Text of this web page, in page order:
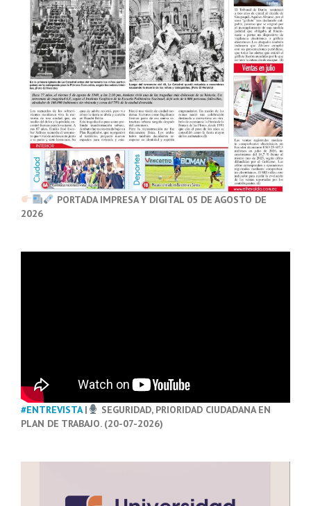
PORTADA IMPRESA Y DIGITAL 05 DE AGOSTO DE
2026
#ENTREVISTA|
SEGURIDAD, PRIORIDAD CIUDADANA EN
PLAN DE TRABAJO. (20-07-2026)